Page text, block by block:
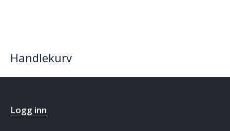
Handlekurv
Logg inn